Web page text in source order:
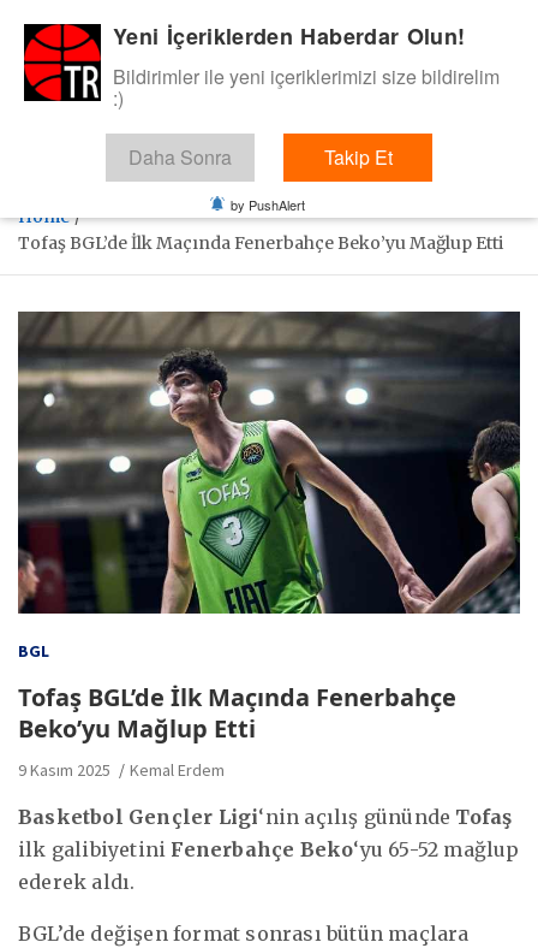
content
BasketTR
Sol dip çizgiden bir basket de bizden gelsin dedik.
Home
Tofaş BGL’de İlk Maçında Fenerbahçe Beko’yu Mağlup Etti
BGL
Tofaş BGL’de İlk Maçında Fenerbahçe
Beko’yu Mağlup Etti
9 Kasım 2025 Kemal Erdem
Basketbol Gençler Ligi‘nin açılış gününde Tofaş
ilk galibiyetini Fenerbahçe Beko‘yu 65-52 mağlup
ederek aldı.
BGL’de değişen format sonrası bütün maçlara
Yeni İçeriklerden Haberdar Olun!
Bildirimler ile yeni içeriklerimizi size bildirelim
:)
Daha Sonra Takip Et
by PushAlert